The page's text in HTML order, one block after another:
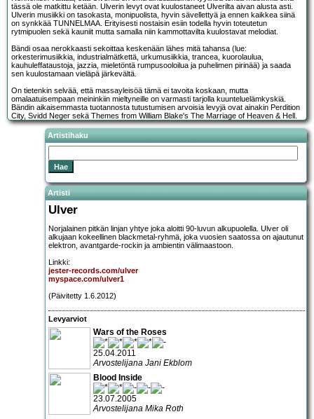
tässä ole matkittu ketään. Ulverin levyt ovat kuulostaneet Ulverilta aivan alusta asti.
Ulverin musiikki on tasokasta, monipuolista, hyvin sävellettyä ja ennen kaikkea siinä
on synkkää TUNNELMAA. Erityisesti nostaisin esiin todella hyvin toteutetun
rytmipuolen sekä kauniit mutta samalla niin kammottavilta kuulostavat melodiat.
Bändi osaa nerokkaasti sekoittaa keskenään lähes mitä tahansa (lue:
orkesterimusiikkia, industrialmätkettä, urkumusiikkia, trancea, kuorolaulua,
kauhuleffataustoja, jazzia, mieletöntä rumpusooloilua ja puhelimen pirinää) ja saada
sen kuulostamaan vieläpä järkevältä.
On tietenkin selvää, että massayleisöä tämä ei tavoita koskaan, mutta
omalaatuisempaan meininkiin mieltyneille on varmasti tarjolla kuunteluelämkyskiä.
Bändin aikaisemmasta tuotannosta tutustumisen arvoisia levyjä ovat ainakin Perdition
City, Svidd Neger sekä Themes from William Blake's The Marriage of Heaven & Hell.
Artistihaku
Artisti
Ulver
Norjalainen pitkän linjan yhtye joka aloitti 90-luvun alkupuolella. Ulver oli
alkujaan kokeellinen blackmetal-ryhmä, joka vuosien saatossa on ajautunut
elektron, avantgarde-rockin ja ambientin välimaastoon.
Linkki:
jester-records.com/ulver
myspace.com/ulver1
(Päivitetty 1.6.2012)
Levyarviot
Wars of the Roses
25.04.2011
Arvostelijana Jani Ekblom
Blood Inside
23.07.2005
Arvostelijana Mika Roth